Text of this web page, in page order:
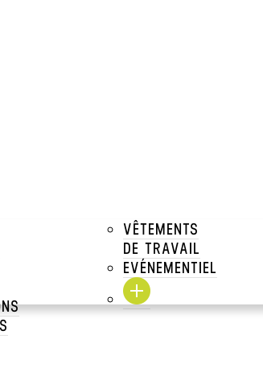
VÊTEMENTS
DE TRAVAIL
EVÉNEMENTIEL
Tritan personnalisables pour votre